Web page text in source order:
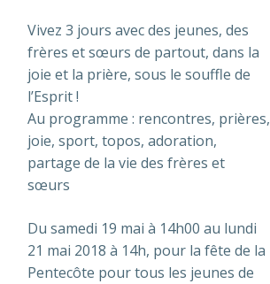
Vivez 3 jours avec des jeunes, des
frères et sœurs de partout, dans la
joie et la prière, sous le souffle de
l’Esprit !
Au programme : rencontres, prières,
joie, sport, topos, adoration,
partage de la vie des frères et
sœurs
Du samedi 19 mai à 14h00 au lundi
21 mai 2018 à 14h, pour la fête de la
Pentecôte pour tous les jeunes de